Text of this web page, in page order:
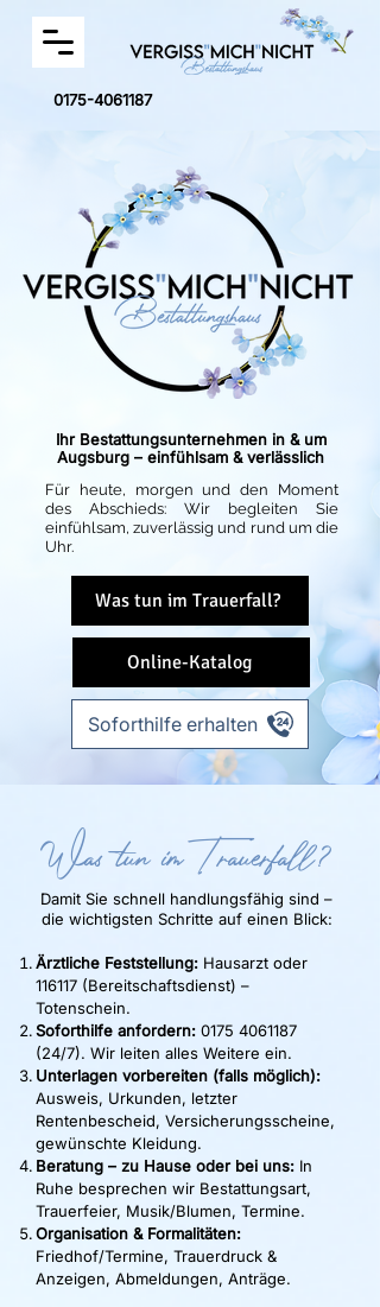
0175-4061187
Ihr Bestattungsunternehmen in & um
Augsburg – einfühlsam & verlässlich
Für heute, morgen und den Moment
des Abschieds: Wir begleiten Sie
einfühlsam, zuverlässig und rund um die
Uhr.
Was tun im Trauerfall?
Online-Katalog
Soforthilfe erhalten
Was tun im Trauerfall?
Damit Sie schnell handlungsfähig sind –
die wichtigsten Schritte auf einen Blick:
Ärztliche Feststellung: Hausarzt oder
116117 (Bereitschaftsdienst) –
Totenschein.
Soforthilfe anfordern: 0175 4061187
(24/7). Wir leiten alles Weitere ein.
Unterlagen vorbereiten (falls möglich):
Ausweis, Urkunden, letzter
Rentenbescheid, Versicherungsscheine,
gewünschte Kleidung.
Beratung – zu Hause oder bei uns: In
Ruhe besprechen wir Bestattungsart,
Trauerfeier, Musik/Blumen, Termine.
Organisation & Formalitäten:
Friedhof/Termine, Trauerdruck &
Anzeigen, Abmeldungen, Anträge.